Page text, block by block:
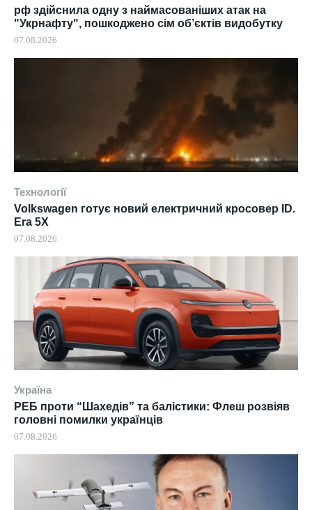
рф здійснила одну з наймасованіших атак на
"Укрнафту", пошкоджено сім об’єктів видобутку
07.08.2026
Технології
Volkswagen готує новий електричний кросовер ID.
Era 5X
07.08.2026
Україна
РЕБ проти “Шахедів” та балістики: Флеш розвіяв
головні помилки українців
07.08.2026